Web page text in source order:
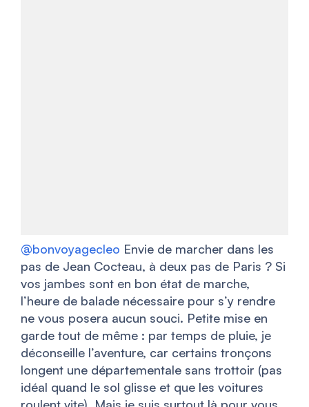
@bonvoyagecleo Envie de marcher dans les
pas de Jean Cocteau, à deux pas de Paris ? Si
vos jambes sont en bon état de marche,
l’heure de balade nécessaire pour s’y rendre
ne vous posera aucun souci. Petite mise en
garde tout de même : par temps de pluie, je
déconseille l’aventure, car certains tronçons
longent une départementale sans trottoir (pas
idéal quand le sol glisse et que les voitures